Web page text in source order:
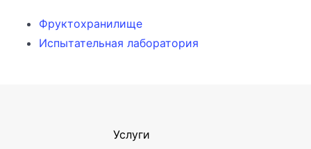
Фруктохранилище
Испытательная лаборатория
Услуги